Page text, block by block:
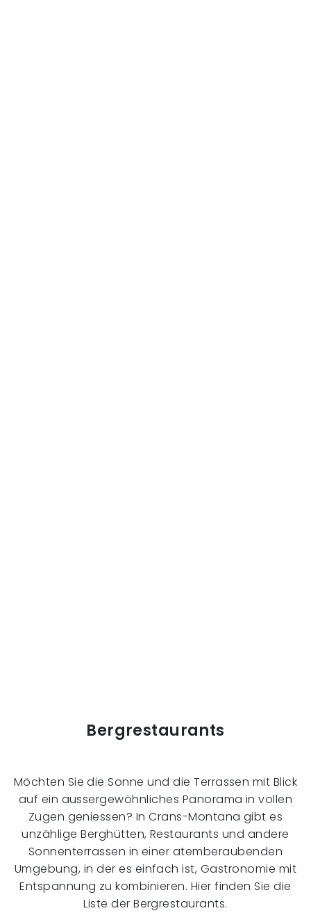
Bergrestaurants
Möchten Sie die Sonne und die Terrassen mit Blick
auf ein aussergewöhnliches Panorama in vollen
Zügen geniessen? In Crans-Montana gibt es
unzählige Berghütten, Restaurants und andere
Sonnenterrassen in einer atemberaubenden
Umgebung, in der es einfach ist, Gastronomie mit
Entspannung zu kombinieren. Hier finden Sie die
Liste der Bergrestaurants.